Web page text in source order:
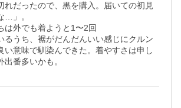
れだったので、黒を購入。届いての初見
…」。
は外でも着ようと1〜2回
るうち、裾がだんだんいい感じにクルン
い意味で馴染んできた。着やすさは申し